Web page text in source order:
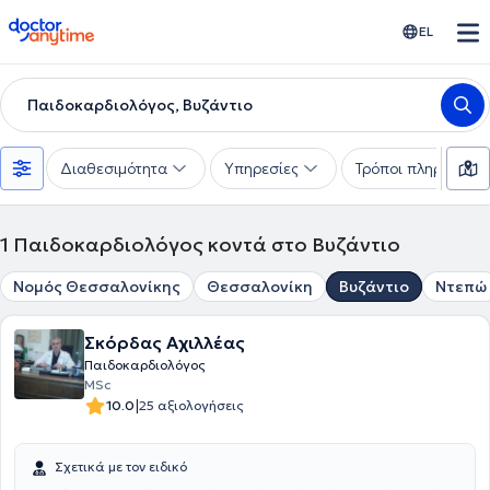
doctoranytime EL
Παιδοκαρδιολόγος, Βυζάντιο
Διαθεσιμότητα Υπηρεσίες Τρόποι πληρωμής
1 Παιδοκαρδιολόγος κοντά στο Βυζάντιο
Νομός Θεσσαλονίκης Θεσσαλονίκη Βυζάντιο Ντεπώ
Σκόρδας Αχιλλέας
Παιδοκαρδιολόγος
MSc
10.0|25 αξιολογήσεις
Σχετικά με τον ειδικό